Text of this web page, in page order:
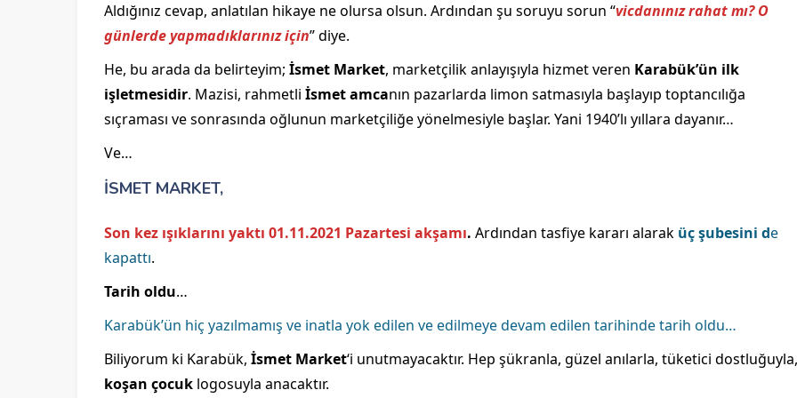
Aldığınız cevap, anlatılan hikaye ne olursa olsun. Ardından şu soruyu sorun “vicdanınız rahat mı? O
günlerde yapmadıklarınız için” diye.
He, bu arada da belirteyim; İsmet Market, marketçilik anlayışıyla hizmet veren Karabük’ün ilk
işletmesidir. Mazisi, rahmetli İsmet amcanın pazarlarda limon satmasıyla başlayıp toptancılığa
sıçraması ve sonrasında oğlunun marketçiliğe yönelmesiyle başlar. Yani 1940’lı yıllara dayanır…
Ve…
İSMET MARKET,
Son kez ışıklarını yaktı 01.11.2021 Pazartesi akşamı. Ardından tasfiye kararı alarak üç şubesini de
kapattı.
Tarih oldu…
Karabük’ün hiç yazılmamış ve inatla yok edilen ve edilmeye devam edilen tarihinde tarih oldu…
Biliyorum ki Karabük, İsmet Market‘i unutmayacaktır. Hep şükranla, güzel anılarla, tüketici dostluğuyla,
koşan çocuk logosuyla anacaktır.